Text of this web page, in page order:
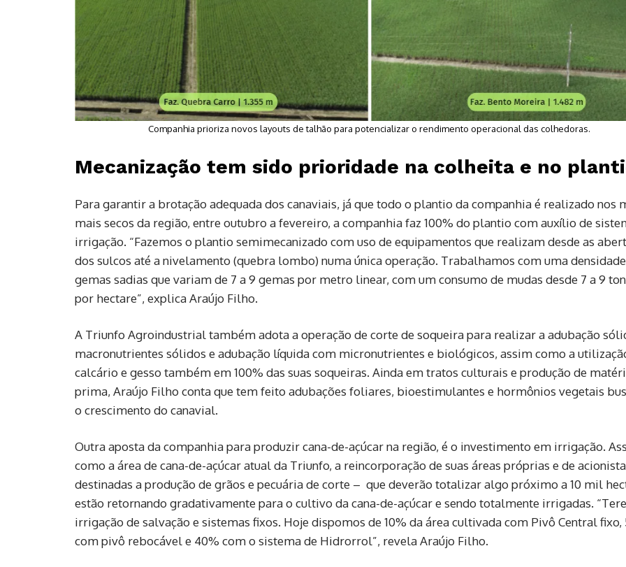
Companhia prioriza novos layouts de talhão para potencializar o rendimento operacional das colhedoras.
Mecanização tem sido prioridade na colheita e no
Para garantir a brotação adequada dos canaviais, já que todo o plantio da companhia é realizado nos
mais secos da região, entre outubro a fevereiro, a companhia faz 100% do plantio com auxílio de
irrigação. “Fazemos o plantio semimecanizado com uso de equipamentos que realizam desde as
dos sulcos até a nivelamento (quebra lombo) numa única operação. Trabalhamos com uma
gemas sadias que variam de 7 a 9 gemas por metro linear, com um consumo de mudas desde 7 a 9
por hectare”, explica Araújo Filho.
A Triunfo Agroindustrial também adota a operação de corte de soqueira para realizar a adubação
macronutrientes sólidos e adubação líquida com micronutrientes e biológicos, assim como a
calcário e gesso também em 100% das suas soqueiras. Ainda em tratos culturais e produção de
prima, Araújo Filho conta que tem feito adubações foliares, bioestimulantes e hormônios vegetais
o crescimento do canavial.
Outra aposta da companhia para produzir cana-de-açúcar na região, é o investimento em irrigação.
como a área de cana-de-açúcar atual da Triunfo, a reincorporação de suas áreas próprias e de
destinadas a produção de grãos e pecuária de corte – que deverão totalizar algo próximo a 10 mil
estão retornando gradativamente para o cultivo da cana-de-açúcar e sendo totalmente irrigadas.
irrigação de salvação e sistemas fixos. Hoje dispomos de 10% da área cultivada com Pivô Central fixo,
com pivô rebocável e 40% com o sistema de Hidrorrol”, revela Araújo Filho.